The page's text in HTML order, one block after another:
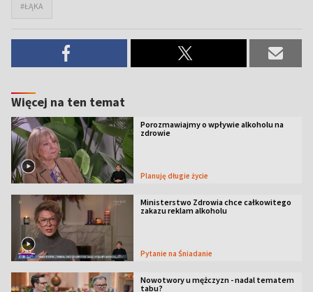
#ŁĄKA
Więcej na ten temat
Porozmawiajmy o wpływie alkoholu na
zdrowie
Planuję długie życie
Ministerstwo Zdrowia chce całkowitego
zakazu reklam alkoholu
Pytanie na Śniadanie
Nowotwory u mężczyzn - nadal tematem
tabu?